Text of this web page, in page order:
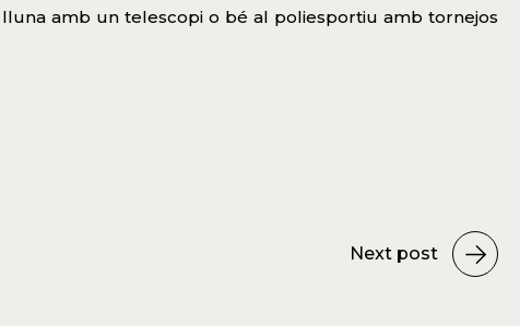
amb un telescopi o bé al poliesportiu amb tornejos
Next post